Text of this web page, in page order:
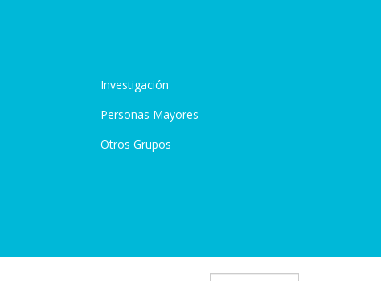
Investigación
Personas Mayores
Otros Grupos